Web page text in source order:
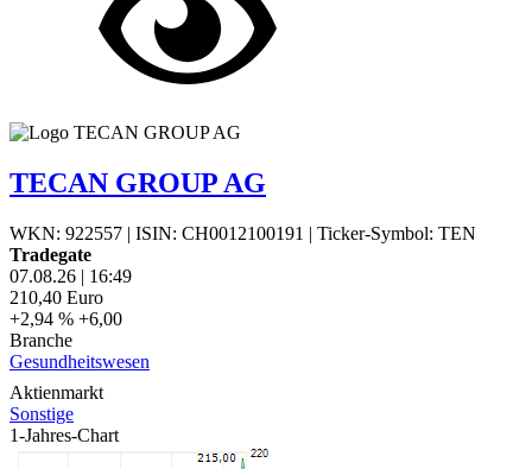
TECAN GROUP AG
WKN: 922557 | ISIN: CH0012100191 | Ticker-Symbol: TEN
Tradegate
07.08.26 | 16:49
210,40 Euro
+2,94 % +6,00
Branche
Gesundheitswesen
Aktienmarkt
Sonstige
1-Jahres-Chart